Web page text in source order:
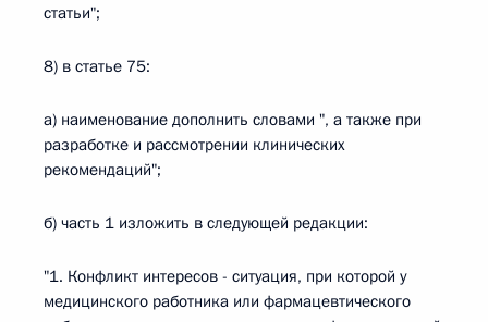
статьи";
8) в статье 75:
а) наименование дополнить словами ", а также при
разработке и рассмотрении клинических
рекомендаций";
б) часть 1 изложить в следующей редакции:
"1. Конфликт интересов - ситуация, при которой у
медицинского работника или фармацевтического